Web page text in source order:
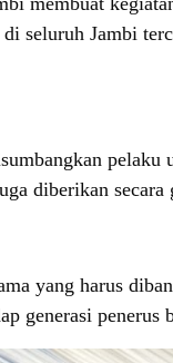
seluruh Jambi
pelaku
diberikan secara
yang harus
generasi penerus